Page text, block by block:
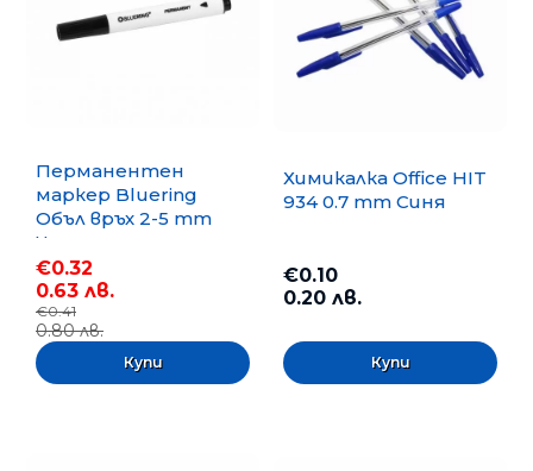
Перманентен
маркер Bluering
Объл връх 2-5 mm
Черен
€0.32
0.63 лв.
€0.41
0.80 лв.
Химикалка Office HIT
934 0.7 mm Синя
€0.10
0.20 лв.